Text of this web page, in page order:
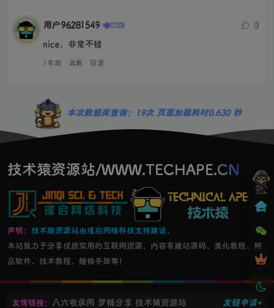
用户96281549
0
nice，非常不错
1年前 北京 回复
本次数据库查询：19次 页面加载耗时0.630 秒
技术猿资源站/WWW.TECHAPE.CN
声明： 技术猿资源站由瑾启网络科技支持建设。
本站致力于分享优质实用的互联网资源，内容有建站源码、美化教程、精
品软件、技术教程，维修手册等！
友链申请+
友情链接： 八六收录网 梦楠分享 技术猿资源站